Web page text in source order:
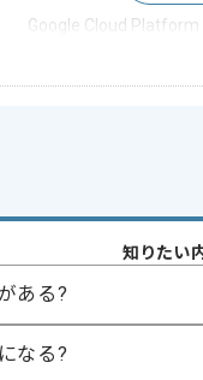
Google Cloud Platform
参画実績あり , 外国籍
ーションの開発経験(5年
知りたい
ある?
なる?